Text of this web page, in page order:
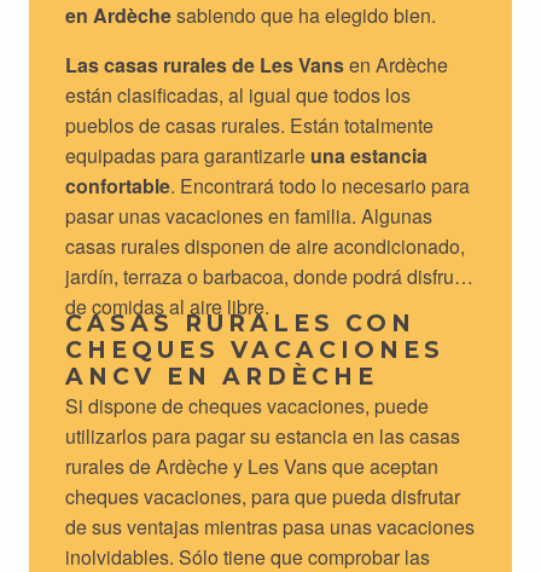
en Ardèchesabiendo que ha elegido bien.
Las casas rurales de Les Vansen Ardèche
están clasificadas, al igual que todos los
pueblos de casas rurales. Están totalmente
equipadas para garantizarle una estancia
confortable. Encontrará todo lo necesario para
pasar unas vacaciones en familia. Algunas
casas rurales disponen de aire acondicionado,
jardín, terraza o barbacoa, donde podrá disfrutar
de comidas al aire libre.
CASAS RURALES CON
CHEQUES VACACIONES
ANCV EN ARDÈCHE
Si dispone de cheques vacaciones, puede
utilizarlos para pagar su estancia en las casas
rurales de Ardèche y Les Vans que aceptan
cheques vacaciones, para que pueda disfrutar
de sus ventajas mientras pasa unas vacaciones
inolvidables. Sólo tiene que comprobar las